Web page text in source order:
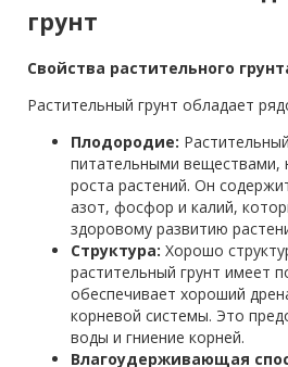
грунт
Свойства растительного
Растительный грунт обладает
Плодородие:
питательными веществами,
роста растений. Он
азот, фосфор и калий,
здоровому развитию
Структура: Хорошо
растительный грунт имеет
обеспечивает хороший
корневой системы. Это
воды и гниение корней.
Влагоудерживающая